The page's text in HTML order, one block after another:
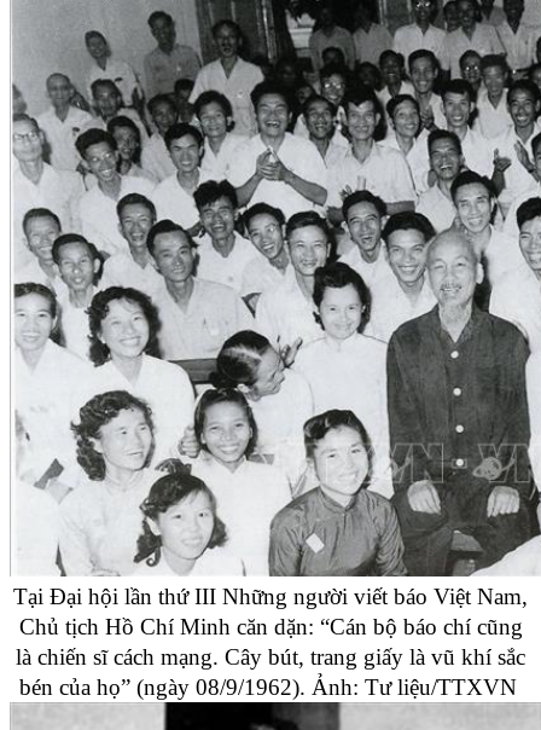
Tại Đại hội lần thứ III Những người viết báo Việt Nam,
Chủ tịch Hồ Chí Minh căn dặn: “Cán bộ báo chí cũng
là chiến sĩ cách mạng. Cây bút, trang giấy là vũ khí sắc
bén của họ” (ngày 08/9/1962). Ảnh: Tư liệu/TTXVN